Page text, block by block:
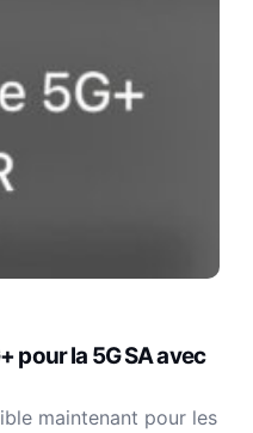
pour la 5G SA avec
maintenant pour les